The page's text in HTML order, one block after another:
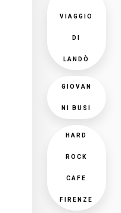
VIAGGIO
DI
LANDÒ
GIOVAN
NI BUSI
HARD
ROCK
CAFE
FIRENZE